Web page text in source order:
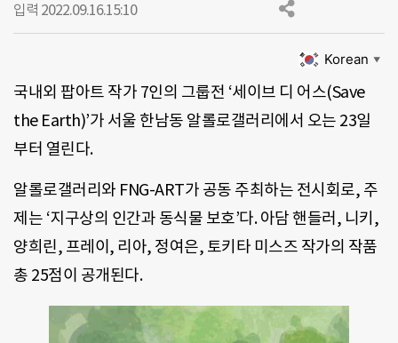
입력 2022.09.16.15:10
Korean ▼
국내외 팝아트 작가 7인의 그룹전 ‘세이브 디 어스(Save
the Earth)’가 서울 한남동 알롤로갤러리에서 오는 23일
부터 열린다.
알롤로갤러리와 FNG-ART가 공동 주최하는 전시회로, 주
제는 ‘지구상의 인간과 동식물 보호’다. 아담 핸들러, 니키,
양희린, 프레이, 리아, 정여은, 토키타 미스즈 작가의 작품
총 25점이 공개된다.